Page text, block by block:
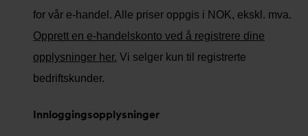
for vår e-handel. Alle priser oppgis i NOK, ekskl. mva.
Opprett en e-handelskonto ved å registrere dine
opplysninger her. Vi selger kun til registrerte
bedriftskunder.
Innloggingsopplysninger